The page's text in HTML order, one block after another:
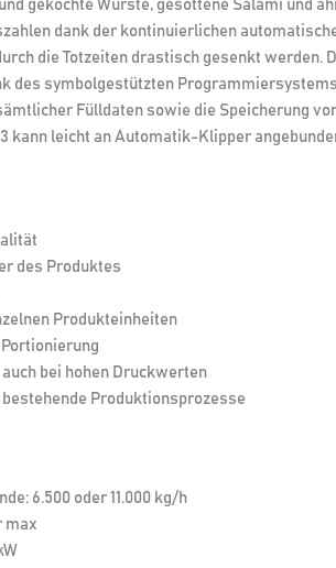
gekochte Würste, gesottene Salami und
dank der kontinuierlichen
die Totzeiten drastisch gesenkt werden.
des symbolgestützten
Fülldaten sowie die Speicherung
kann leicht an Automatik-Klipper
des Produktes
Produkteinheiten
bei hohen Druckwerten
Produktionsprozesse
6.500 oder 11.000 kg/h
max